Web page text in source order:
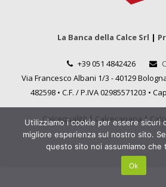
La Banca della Calce Srl |
+39 051 4842426
Via Francesco Albani 1/3 - 40129
482598 • C.F. / P.IVA 02985571203 •
Calcequalità|Calcecanapa|
Utilizziamo i cookie per essere sicuri
migliore esperienza sul nostro sito.
questo sito noi assumiamo che
Ok